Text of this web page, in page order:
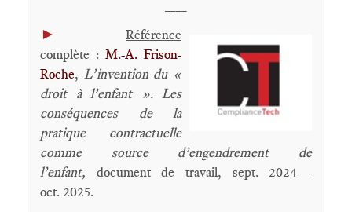
►
Référence
complète : M.-A. Frison-
Roche, L’invention du «
droit à l’enfant ». Les
conséquences de la
pratique contractuelle
comme source d’engendrement de
l’enfant, document de travail, sept. 2024 -
oct. 2025.